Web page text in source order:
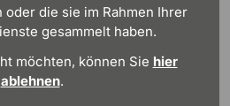
die sie im Rahmen Ihrer
gesammelt haben.
möchten, können Sie hier
ablehnen.
von privat. In jedem Fall
erforderlich: Ein
Kaufvertrag ist zwingende
ein Grundstück von